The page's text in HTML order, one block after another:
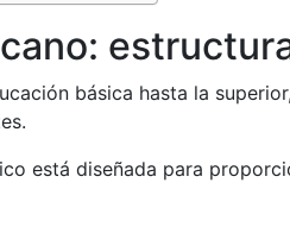
básica hasta la
está diseñada para